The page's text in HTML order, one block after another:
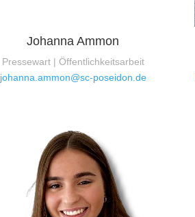
Johanna Ammon
Pressewart | Öffentlichkeitsarbeit
johanna.ammon@sc-poseidon.de